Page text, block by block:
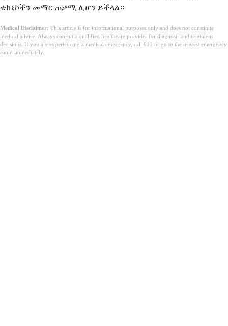
ቴክኒኮችን መማር ጠቃሚ ሊሆን ይችላል።
Medical Disclaimer: This article is for informational purposes only and does not constitute
medical advice. Always consult a qualified healthcare provider for diagnosis and treatment
decisions. If you are experiencing a medical emergency, call 911 or go to the nearest emergency
room immediately.